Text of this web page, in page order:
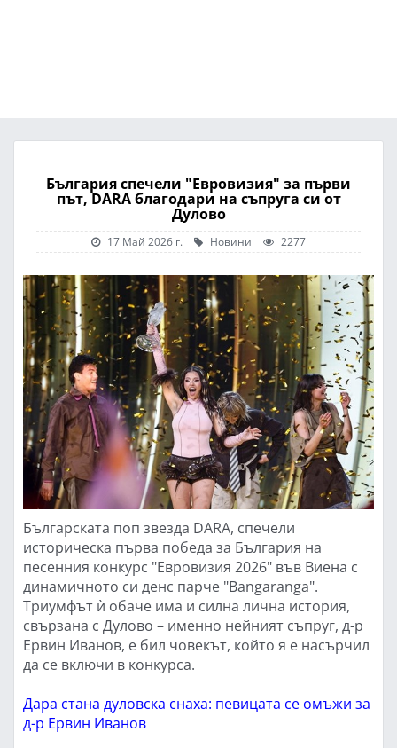
България спечели "Евровизия" за първи
път, DARA благодари на съпруга си от
Дулово
17 Май 2026 г. Новини 2277
Българската поп звезда DARA, спечели
историческа първа победа за България на
песенния конкурс "Евровизия 2026" във Виена с
динамичното си денс парче "Bangaranga".
Триумфът ѝ обаче има и силна лична история,
свързана с Дулово – именно нейният съпруг, д-р
Ервин Иванов, е бил човекът, който я е насърчил
да се включи в конкурса.
Дара стана дуловска снаха: певицата се омъжи за
д-р Ервин Иванов